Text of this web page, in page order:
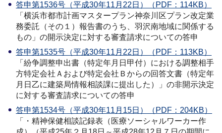
答申第1536号（平成30年11月22日）（PDF：114KB）
「横浜市都市計画マスタープラン神奈川区プラン改定業
務委託（その１）報告書のうち、羽沢南地域に関係する
もの」の開示決定に対する審査請求についての答申
答申第1535号（平成30年11月22日）（PDF：113KB）
「紛争調整申出書（特定年月日甲付）における調整相手
方特定会社Ａおよび特定会社Ｂからの回答文書（特定年
月日乙に建築局情報相談課に提出した）」の非開示決定
に対する審査請求についての答申
答申第1534号（平成30年11月15日）（PDF：204KB）
「・精神保健相談記録表（医療ソーシャルワーカー作